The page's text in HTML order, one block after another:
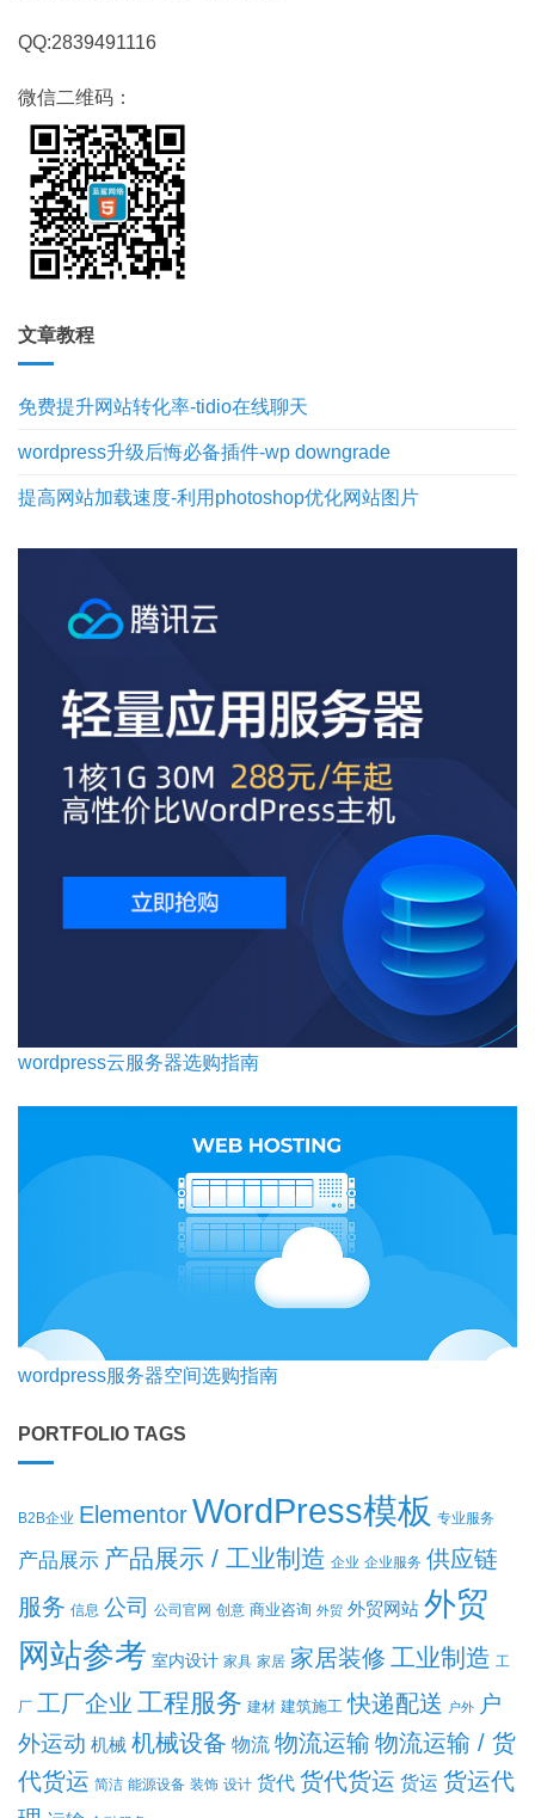
QQ:2839491116
微信二维码：
文章教程
免费提升网站转化率-tidio在线聊天
wordpress升级后悔必备插件-wp downgrade
提高网站加载速度-利用photoshop优化网站图片
wordpress云服务器选购指南
wordpress服务器空间选购指南
PORTFOLIO TAGS
B2B企业 ElementorWordPress模板 专业服务
产品展示 产品展示 / 工业制造 企业 企业服务 供应链
服务 信息 公司 公司官网 创意 商业咨询 外贸 外贸网站 外贸
网站参考 室内设计 家具 家居 家居装修 工业制造 工
厂 工厂企业 工程服务 建材 建筑施工 快递配送 户外 户
外运动 机械 机械设备 物流 物流运输 物流运输 / 货
代货运 简洁 能源设备 装饰 设计 货代 货代货运 货运 货运代